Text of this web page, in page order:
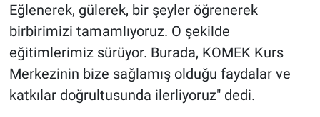
Eğlenerek, gülerek, bir şeyler öğrenerek
birbirimizi tamamlıyoruz. O şekilde
eğitimlerimiz sürüyor. Burada, KOMEK Kurs
Merkezinin bize sağlamış olduğu faydalar ve
katkılar doğrultusunda ilerliyoruz" dedi.